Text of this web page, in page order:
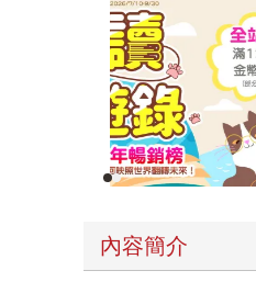
內容簡介